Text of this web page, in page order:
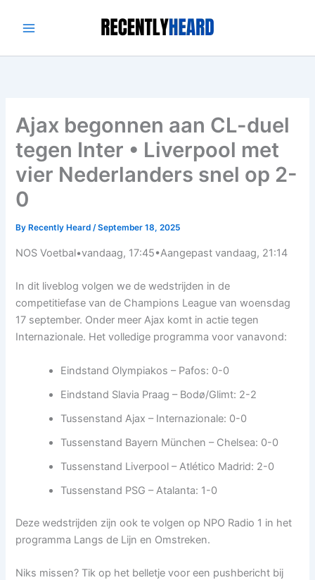
Ajax begonnen aan CL-duel
tegen Inter • Liverpool met
vier Nederlanders snel op 2-
0
By Recently Heard/September 18, 2025
NOS Voetbal•vandaag, 17:45•Aangepastvandaag, 21:14
In dit liveblog volgen we de wedstrijden in de
competitiefase van de Champions League van woensdag
17 september. Onder meer Ajax komt in actie tegen
Internazionale. Het volledige programma voor vanavond:
Eindstand Olympiakos – Pafos: 0-0
Eindstand Slavia Praag – Bodø/Glimt: 2-2
Tussenstand Ajax – Internazionale: 0-0
Tussenstand Bayern München – Chelsea: 0-0
Tussenstand Liverpool – Atlético Madrid: 2-0
Tussenstand PSG – Atalanta: 1-0
Deze wedstrijden zijn ook te volgen op NPO Radio 1 in het
programma Langs de Lijn en Omstreken.
Niks missen? Tik op het belletje voor een pushbericht bij